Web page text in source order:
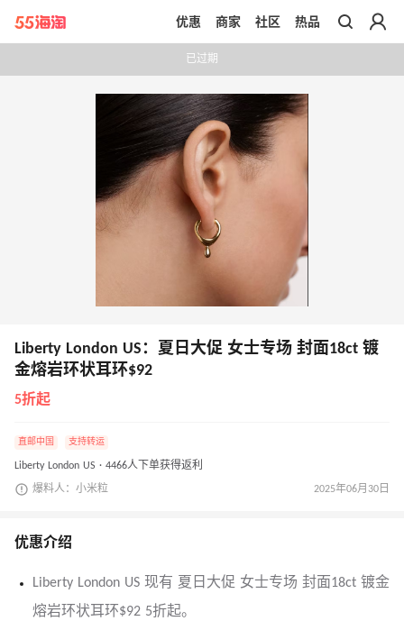
带你去官网买正品
优惠 商家 社区 热品
已过期
Liberty London US：夏日大促 女士专场 封面18ct 镀
金熔岩环状耳环$92
5折起
直邮中国 支持转运
Liberty London US · 4466人下单获得返利
爆料人：小米粒 2025年06月30日
优惠介绍
Liberty London US 现有 夏日大促 女士专场 封面18ct 镀金
熔岩环状耳环$92 5折起。